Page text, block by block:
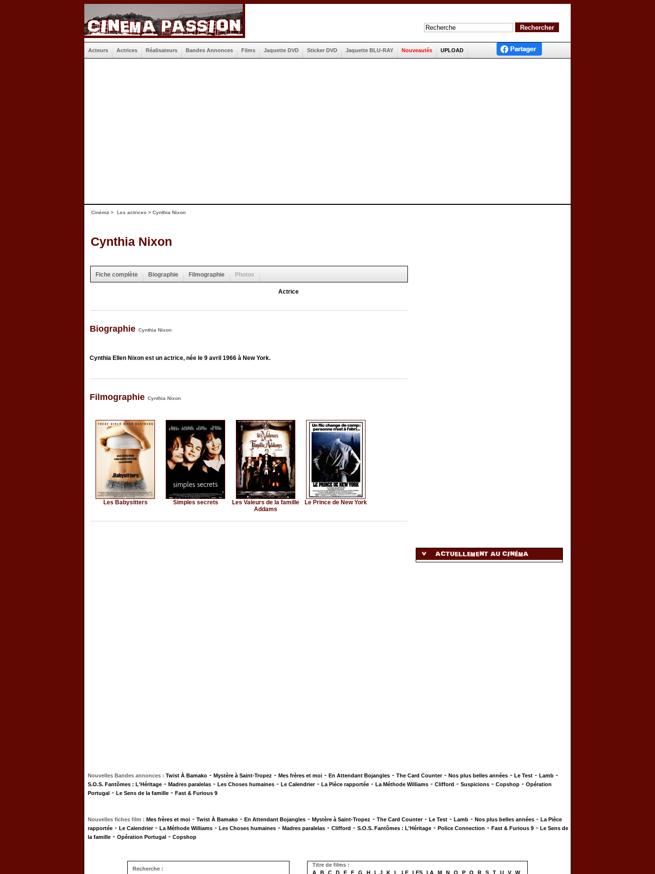
Acteurs Actrices Réalisateurs Bandes Annonces Films Jaquette DVD Sticker DVD Jaquette BLU-RAY Nouveautés UPLOAD
Cinéma > Les actrices > Cynthia Nixon
Cynthia Nixon
Fiche complète Biographie Filmographie Photos
Actrice
Biographie Cynthia Nixon
Cynthia Ellen Nixon est un actrice, née le 9 avril 1966 à New York.
Filmographie Cynthia Nixon
Les Babysitters Simples secrets
Les Valeurs de la famille
Addams
Le Prince de New York
Nouvelles Bandes annonces : Twist À Bamako - Mystère à Saint-Tropez - Mes frères et moi - En Attendant Bojangles - The Card Counter- Nos plus belles années - Le Test - Lamb -
S.O.S. Fantômes : L'Héritage - Madres paralelas - Les Choses humaines - Le Calendrier- La Pièce rapportée - La Méthode Williams - Clifford - Suspicions - Copshop - Opération
Portugal - Le Sens de la famille - Fast & Furious 9
Nouvelles fiches film : Mes frères et moi - Twist À Bamako - En Attendant Bojangles - Mystère à Saint-Tropez - The Card Counter- Le Test - Lamb - Nos plus belles années - La Pièce
rapportée - Le Calendrier- La Méthode Williams - Les Choses humaines - Madres paralelas - Clifford - S.O.S. Fantômes : L'Héritage - Police Connection - Fast & Furious 9 - Le Sens de
la famille - Opération Portugal - Copshop
Recherche :
Titre de films :
A
B C D E F G H I J K L LE LES LA M N O P Q R S T U V
W